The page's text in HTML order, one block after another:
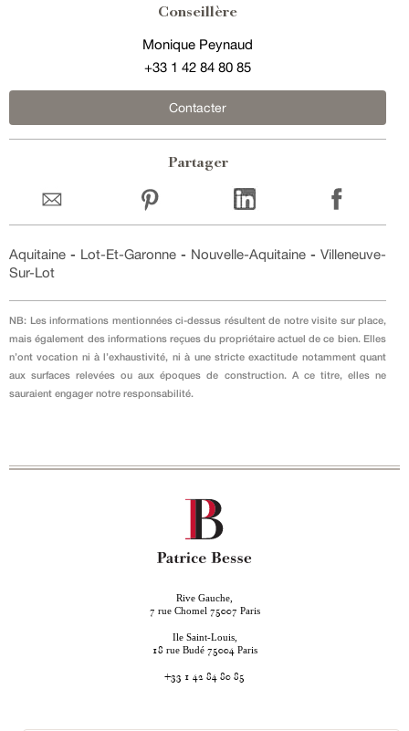
Conseillère
Monique Peynaud
+33 1 42 84 80 85
Contacter
Partager
Aquitaine - Lot-Et-Garonne - Nouvelle-Aquitaine - Villeneuve-
Sur-Lot
NB: Les informations mentionnées ci-dessus résultent de notre visite sur place,
mais également des informations reçues du propriétaire actuel de ce bien. Elles
n’ont vocation ni à l’exhaustivité, ni à une stricte exactitude notamment quant
aux surfaces relevées ou aux époques de construction. A ce titre, elles ne
sauraient engager notre responsabilité.
Rive Gauche,
7 rue Chomel 75007 Paris
Ile Saint-Louis,
18 rue Budé 75004 Paris
+33 1 42 84 80 85